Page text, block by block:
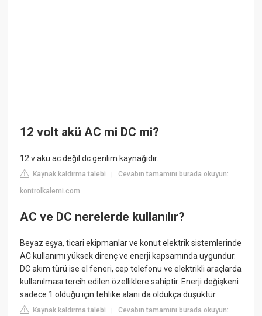
12 volt akü AC mi DC mi?
12 v akü ac değil dc gerilim kaynağıdır.
Kaynak kaldırma talebi |Cevabın tamamını burada okuyun:
kontrolkalemi.com
AC ve DC nerelerde kullanılır?
Beyaz eşya, ticari ekipmanlar ve konut elektrik sistemlerinde
AC kullanımı yüksek direnç ve enerji kapsamında uygundur.
DC akım türü ise el feneri, cep telefonu ve elektrikli araçlarda
kullanılması tercih edilen özelliklere sahiptir. Enerji değişkeni
sadece 1 olduğu için tehlike alanı da oldukça düşüktür.
Kaynak kaldırma talebi |Cevabın tamamını burada okuyun: